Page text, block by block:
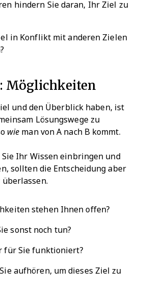
hindern Sie daran, Ihr Ziel zu
in Konflikt mit anderen Zielen
Möglichkeiten
und den Überblick haben, ist
Lösungswege zu
wie man von A nach B kommt.
Ihr Wissen einbringen und
sollten die Entscheidung aber
überlassen.
stehen Ihnen offen?
sonst noch tun?
für Sie funktioniert?
aufhören, um dieses Ziel zu